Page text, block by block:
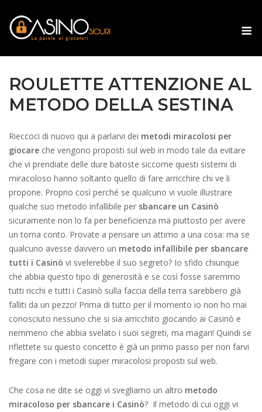
content
ROULETTE ATTENZIONE AL
METODO DELLA SESTINA
Rieccoci di nuovo qui a parlarvi dei metodi miracolosi per
giocare che vengono proposti sul web in modo tale da evitare
che vi prendiate delle dure batoste siccome questi sistemi di
miracoloso hanno soltanto quello di fare arricchire chi ve li
propone. Proprio così perché se qualcuno vi vuole illustrare
qualche suo metodo infallibile per sbancare un Casinò
sicuramente non lo fa per beneficienza ma piuttosto per avere
un torna conto. Provate a pensare un attimo a una cosa: ma se
qualcuno avesse davvero un metodo infallibile per sbancare
tutti i Casinò vi svelerebbe il suo segreto? Io sfido chiunque
che abbia questo tipo di generosità e se così fosse saremmo
tutti ricchi e tutti i Casinò sulla faccia della terra sarebbero già
falliti da un pezzo! Prima di tutto per il momento io non ho mai
conosciuto nessuno che si sia arricchito giocando ai Casinò e
nemmeno che abbia svelato i suoi segreti, ma magari! Quindi se
riflettete su questo concetto è già un primo passo per non farvi
fregare con i metodi super miracolosi proposti sul web.
Che cosa ne dite se oggi vi svegliamo un altro metodo
miracoloso per sbancare i Casinò? Il metodo di cui oggi vi